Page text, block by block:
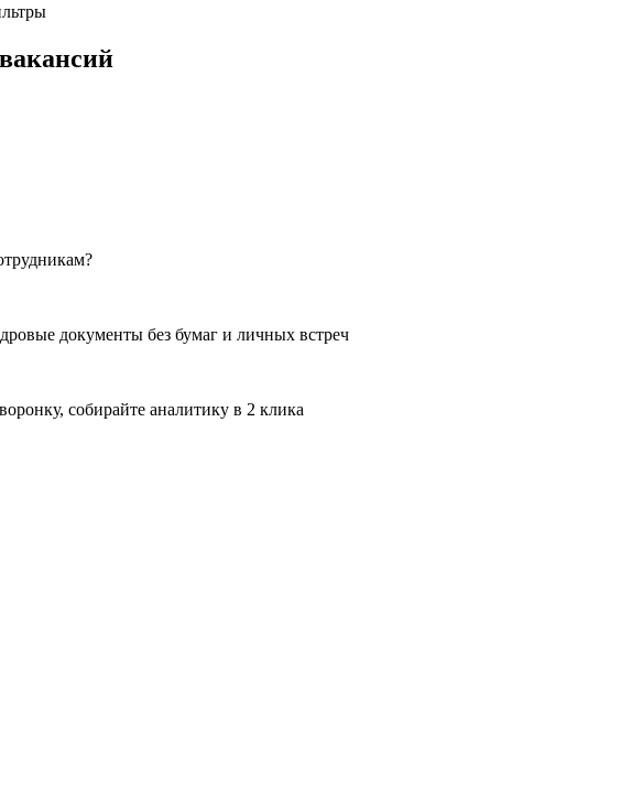
документы без бумаг и личных встреч
собирайте аналитику в 2 клика